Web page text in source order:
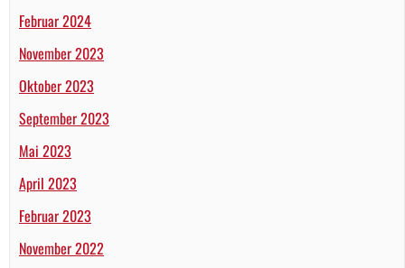
Februar 2024
November 2023
Oktober 2023
September 2023
Mai 2023
April 2023
Februar 2023
November 2022